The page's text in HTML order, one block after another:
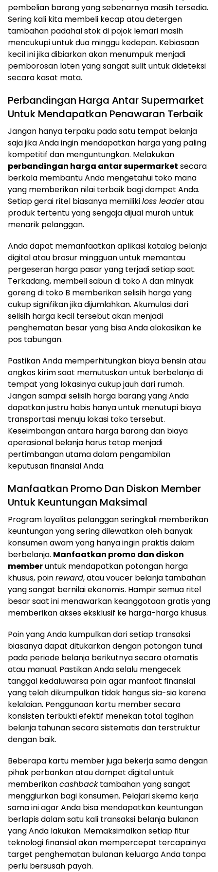
pembelian barang yang sebenarnya masih tersedia.
Sering kali kita membeli kecap atau detergen
tambahan padahal stok di pojok lemari masih
mencukupi untuk dua minggu kedepan. Kebiasaan
kecil ini jika dibiarkan akan menumpuk menjadi
pemborosan laten yang sangat sulit untuk dideteksi
secara kasat mata.
Perbandingan Harga Antar Supermarket
Untuk Mendapatkan Penawaran Terbaik
Jangan hanya terpaku pada satu tempat belanja
saja jika Anda ingin mendapatkan harga yang paling
kompetitif dan menguntungkan. Melakukan
perbandingan harga antar supermarket secara
berkala membantu Anda mengetahui toko mana
yang memberikan nilai terbaik bagi dompet Anda.
Setiap gerai ritel biasanya memilikiloss leaderatau
produk tertentu yang sengaja dijual murah untuk
menarik pelanggan.
Anda dapat memanfaatkan aplikasi katalog belanja
digital atau brosur mingguan untuk memantau
pergeseran harga pasar yang terjadi setiap saat.
Terkadang, membeli sabun di toko A dan minyak
goreng di toko B memberikan selisih harga yang
cukup signifikan jika dijumlahkan. Akumulasi dari
selisih harga kecil tersebut akan menjadi
penghematan besar yang bisa Anda alokasikan ke
pos tabungan.
Pastikan Anda memperhitungkan biaya bensin atau
ongkos kirim saat memutuskan untuk berbelanja di
tempat yang lokasinya cukup jauh dari rumah.
Jangan sampai selisih harga barang yang Anda
dapatkan justru habis hanya untuk menutupi biaya
transportasi menuju lokasi toko tersebut.
Keseimbangan antara harga barang dan biaya
operasional belanja harus tetap menjadi
pertimbangan utama dalam pengambilan
keputusan finansial Anda.
Manfaatkan Promo Dan Diskon Member
Untuk Keuntungan Maksimal
Program loyalitas pelanggan seringkali memberikan
keuntungan yang sering dilewatkan oleh banyak
konsumen awam yang hanya ingin praktis dalam
berbelanja. Manfaatkan promo dan diskon
memberuntuk mendapatkan potongan harga
khusus, poinreward, atau voucer belanja tambahan
yang sangat bernilai ekonomis. Hampir semua ritel
besar saat ini menawarkan keanggotaan gratis yang
memberikan akses eksklusif ke harga-harga khusus.
Poin yang Anda kumpulkan dari setiap transaksi
biasanya dapat ditukarkan dengan potongan tunai
pada periode belanja berikutnya secara otomatis
atau manual. Pastikan Anda selalu mengecek
tanggal kedaluwarsa poin agar manfaat finansial
yang telah dikumpulkan tidak hangus sia-sia karena
kelalaian. Penggunaan kartu member secara
konsisten terbukti efektif menekan total tagihan
belanja tahunan secara sistematis dan terstruktur
dengan baik.
Beberapa kartu member juga bekerja sama dengan
pihak perbankan atau dompet digital untuk
memberikancashbacktambahan yang sangat
menggiurkan bagi konsumen. Pelajari skema kerja
sama ini agar Anda bisa mendapatkan keuntungan
berlapis dalam satu kali transaksi belanja bulanan
yang Anda lakukan. Memaksimalkan setiap fitur
teknologi finansial akan mempercepat tercapainya
target penghematan bulanan keluarga Anda tanpa
perlu bersusah payah.